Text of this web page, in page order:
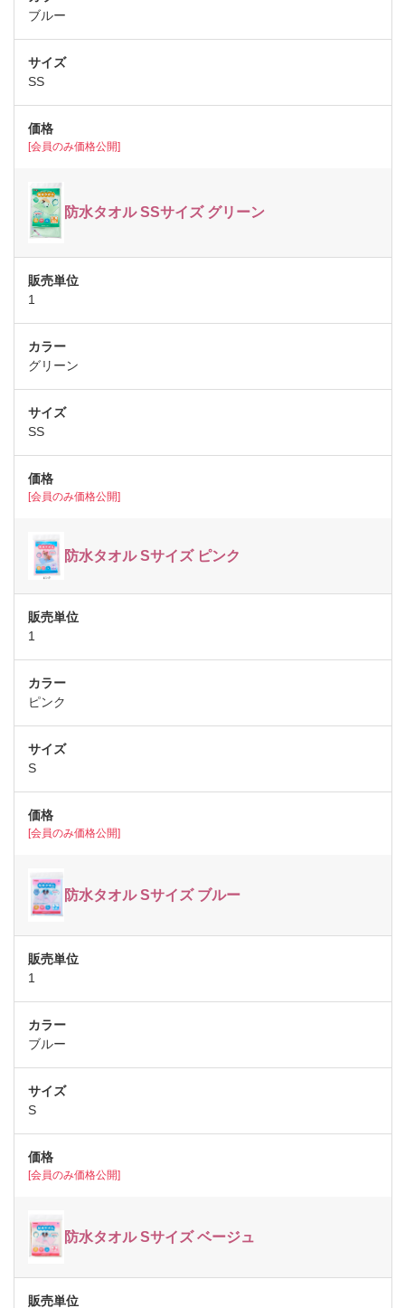
ブルー
SS
[会員のみ価格公開]
防水タオル SSサイズ グリーン
1
グリーン
SS
[会員のみ価格公開]
防水タオル Sサイズ ピンク
1
ピンク
S
[会員のみ価格公開]
防水タオル Sサイズ ブルー
1
ブルー
S
[会員のみ価格公開]
防水タオル Sサイズ ベージュ